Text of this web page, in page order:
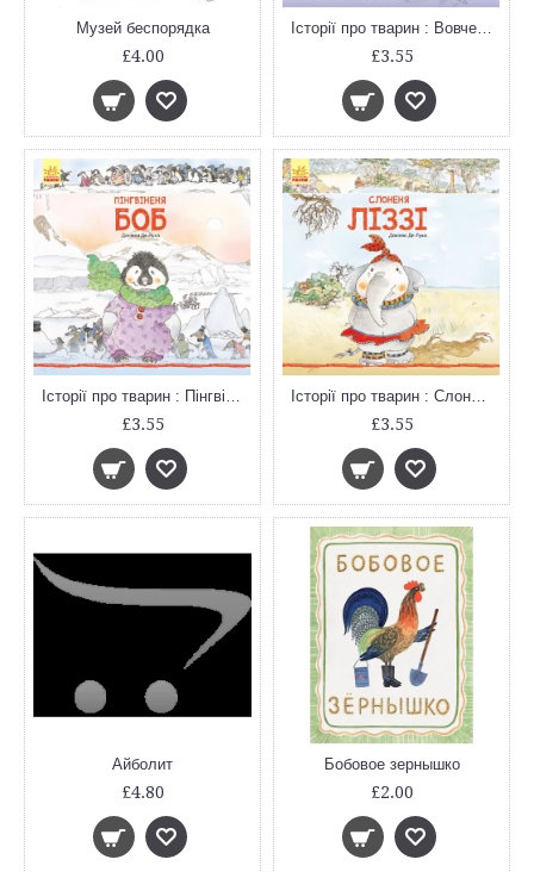
Музей беспорядка
£4.00
Історії про тварин : Вовченя Гаррі (у)
£3.55
Історії про тварин : Пінгвіненя Боб (у)
£3.55
Історії про тварин : Слоненя Ліззі (у)
£3.55
Айболит
£4.80
Бобовое зернышко
£2.00